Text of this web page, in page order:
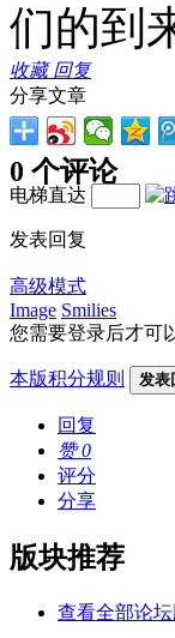
们的到
收藏回复
分享文章
0 个评论
电梯直达
发表回复
高级模式
Image Smilies
您需要登录后才可
本版积分规则 发表
回复
赞0
评分
分享
版块推荐
查看全部论